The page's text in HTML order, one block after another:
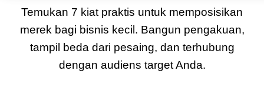
Temukan 7 kiat praktis untuk memposisikan
merek bagi bisnis kecil. Bangun pengakuan,
tampil beda dari pesaing, dan terhubung
dengan audiens target Anda.